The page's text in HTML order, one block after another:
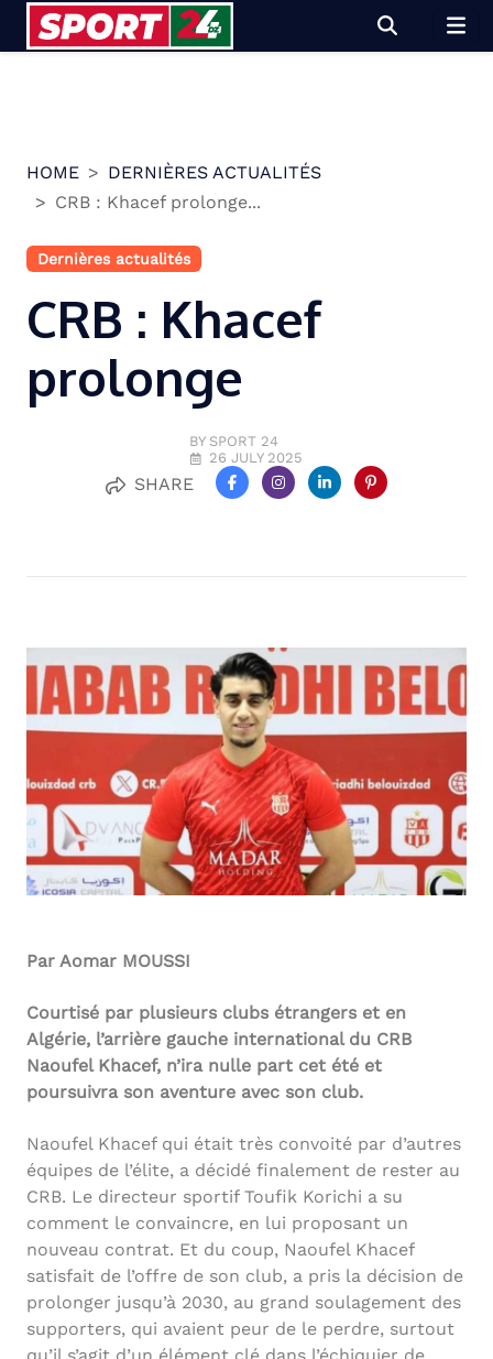
HOME
DERNIÈRES ACTUALITÉS
CRB : Khacef prolonge...
Dernières actualités
CRB : Khacef
prolonge
BY SPORT 24
26 JULY 2025
SHARE
Par Aomar MOUSSI
Courtisé par plusieurs clubs étrangers et en
Algérie, l’arrière gauche international du CRB
Naoufel Khacef, n’ira nulle part cet été et
poursuivra son aventure avec son club.
Naoufel Khacef qui était très convoité par d’autres
équipes de l’élite, a décidé finalement de rester au
CRB. Le directeur sportif Toufik Korichi a su
comment le convaincre, en lui proposant un
nouveau contrat. Et du coup, Naoufel Khacef
satisfait de l’offre de son club, a pris la décision de
prolonger jusqu’à 2030, au grand soulagement des
supporters, qui avaient peur de le perdre, surtout